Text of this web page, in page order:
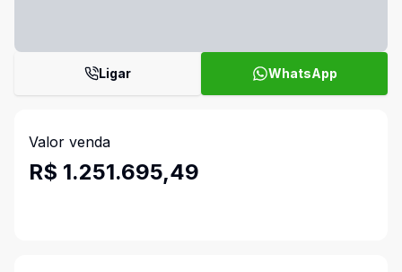
Ligar WhatsApp
Valor venda
R$ 1.251.695,49